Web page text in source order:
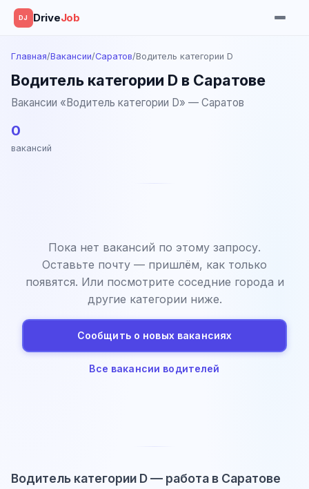
DJ DriveJob
Главная/Вакансии/Саратов/Водитель категории D
Водитель категории D в Саратове
Вакансии «Водитель категории D» — Саратов
0
вакансий
Пока нет вакансий по этому запросу.
Оставьте почту — пришлём, как только
появятся. Или посмотрите соседние города и
другие категории ниже.
Сообщить о новых вакансиях
Все вакансии водителей
Водитель категории D — работа в Саратове